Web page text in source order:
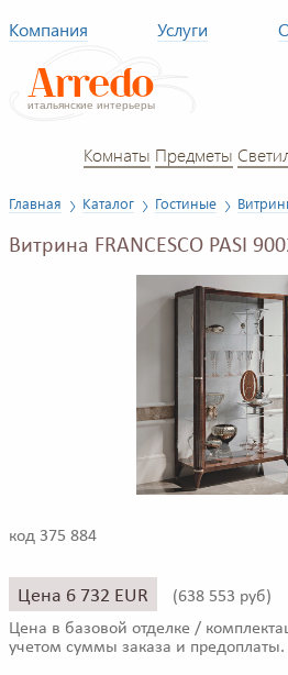
Компания Услуги
Комнаты Предметы
Главная Каталог Гостиные
Витрина FRANCESCO PASI
код 375 884
Цена 6 732 EUR (638 553 руб)
Цена в базовой отделке /
учетом суммы заказа и предоплаты.